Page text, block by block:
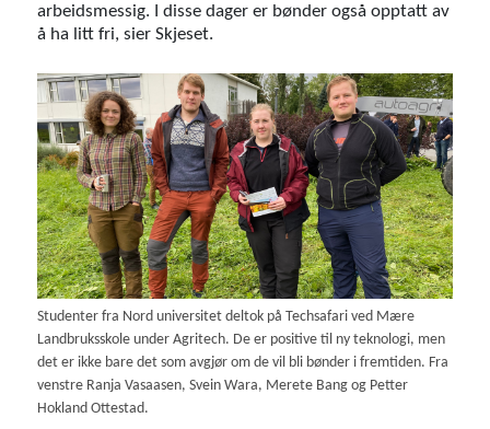
arbeidsmessig. I disse dager er bønder også opptatt av
å ha litt fri, sier Skjeset.
Studenter fra Nord universitet deltok på Techsafari ved Mære
Landbruksskole under Agritech. De er positive til ny teknologi, men
det er ikke bare det som avgjør om de vil bli bønder i fremtiden. Fra
venstre Ranja Vasaasen, Svein Wara, Merete Bang og Petter
Hokland Ottestad.